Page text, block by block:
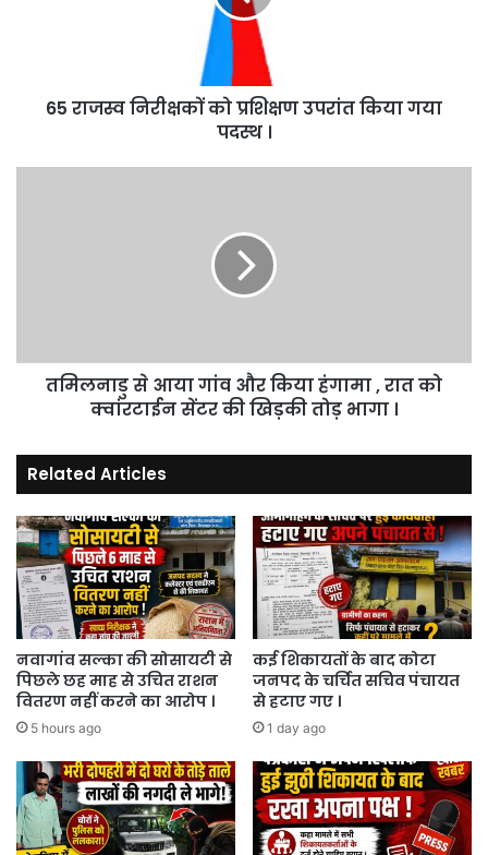
65 राजस्व निरीक्षकों को प्रशिक्षण उपरांत किया गया
पदस्थ ।
रात
की
खिड़की
तोड़
भागा
।
तमिलनाडु से आया गांव और किया हंगामा , रात को
क्वांरटाईन सेंटर की खिड़की तोड़ भागा ।
Related Articles
नवागांव सल्का की सोसायटी से
पिछले छह माह से उचित राशन
वितरण नहीं करने का आरोप ।
5 hours ago
कई शिकायतों के बाद कोटा
जनपद के चर्चित सचिव पंचायत
से हटाए गए ।
1 day ago